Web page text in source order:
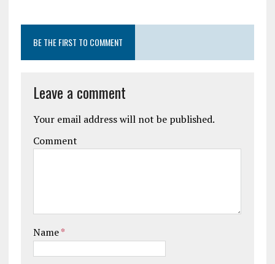
BE THE FIRST TO COMMENT
Leave a comment
Your email address will not be published.
Comment
Name*